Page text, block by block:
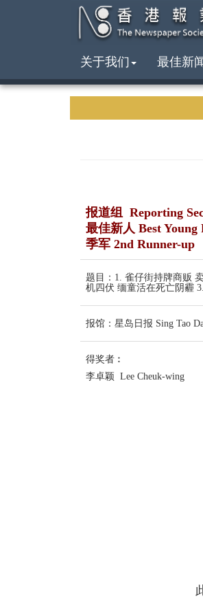
关于我们 最佳新
报道组 Reporting
最佳新人 Best Young
季军 2nd Runner-up
题目：1. 雀仔街持牌商贩
机四伏 缅童活在死亡阴霾
报馆：星岛日报 Sing Tao
得奖者︰
李卓颖 Lee Cheuk-wing